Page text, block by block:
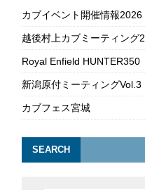
カブイベント開催情報2026
越後村上カブミーティング2
Royal Enfield HUNTER350
新潟原付ミーティングVol.3
カブフェス宮城
SEARCH